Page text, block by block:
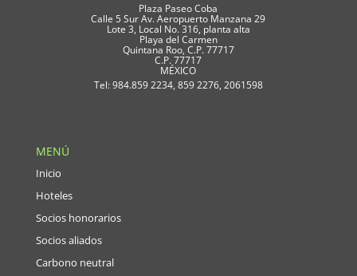
Plaza Paseo Coba
Calle 5 Sur Av. Aeropuerto Manzana 29
Lote 3, Local No. 316, planta alta
Playa del Carmen
Quintana Roo, C.P. 77717
C.P. 77717
MÉXICO
Tel: 984.859 2234, 859 2276, 2061598
MENÚ
Inicio
Hoteles
Socios honorarios
Socios aliados
Carbono neutral